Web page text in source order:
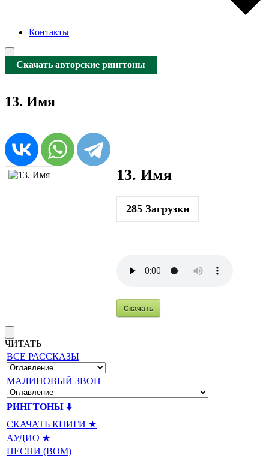
Контакты
Скачать авторские рингтоны
13. Имя
13. Имя
285Загрузки
Скачать
ЧИТАТЬ
ВСЕ РАССКАЗЫ
МАЛИНОВЫЙ ЗВОН
РИНГТОНЫ ⬇️
СКАЧАТЬ КНИГИ ★
АУДИО ★
ПЕСНИ (BOM)